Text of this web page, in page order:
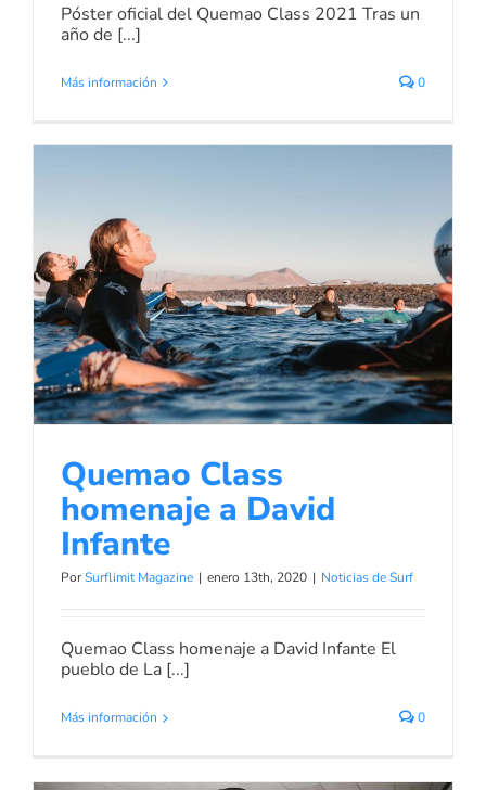
Póster oficial del Quemao Class 2021 Tras un
año de [...]
Más información 0
Quemao Class homenaje a David
Infante
Noticias de Surf
Quemao Class
homenaje a David
Infante
PorSurflimit Magazine | enero 13th, 2020 | Noticias de Surf
Quemao Class homenaje a David Infante El
pueblo de La [...]
Más información 0